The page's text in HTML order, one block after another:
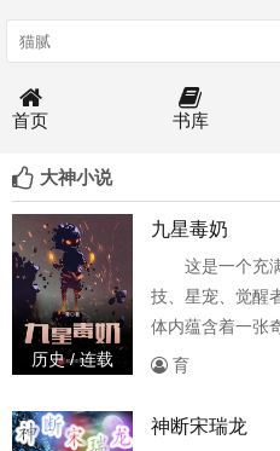
首页 书库
大神小说
历史 / 连载
九星毒奶
这是一个充
技、星宠、觉醒
体内蕴含着一张
的医疗系觉醒者
高中入学的前一
育
神断宋瑞龙